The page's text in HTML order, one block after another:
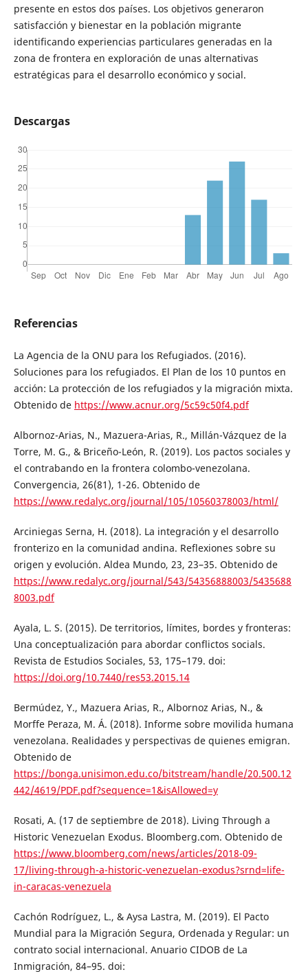
presente en estos dos países. Los objetivos generaron
satisfacción y bienestar en la población migrante
identificando experiencias particulares generadas en la
zona de frontera en exploración de unas alternativas
estratégicas para el desarrollo económico y social.
Descargas
Referencias
La Agencia de la ONU para los Refugiados. (2016).
Soluciones para los refugiados. El Plan de los 10 puntos en
acción: La protección de los refugiados y la migración mixta.
Obtenido de https://www.acnur.org/5c59c50f4.pdf
Albornoz-Arias, N., Mazuera-Arias, R., Millán-Vázquez de la
Torre, M. G., & Briceño-León, R. (2019). Los pactos sociales y
el contrabando en la frontera colombo-venezolana.
Convergencia, 26(81), 1-26. Obtenido de
https://www.redalyc.org/journal/105/10560378003/html/
Arciniegas Serna, H. (2018). La integración y el desarrollo
fronterizo en la comunidad andina. Reflexiones sobre su
origen y evolución. Aldea Mundo, 23, 23–35. Obtenido de
https://www.redalyc.org/journal/543/54356888003/5435688
8003.pdf
Ayala, L. S. (2015). De territorios, límites, bordes y fronteras:
Una conceptualización para abordar conflictos socials.
Revista de Estudios Sociales, 53, 175–179. doi:
https://doi.org/10.7440/res53.2015.14
Bermúdez, Y., Mazuera Arias, R., Albornoz Arias, N., &
Morffe Peraza, M. Á. (2018). Informe sobre movilida humana
venezolana. Realidades y perspectivas de quienes emigran.
Obtenido de
https://bonga.unisimon.edu.co/bitstream/handle/20.500.12
442/4619/PDF.pdf?sequence=1&isAllowed=y
Rosati, A. (17 de septiembre de 2018). Living Through a
Historic Venezuelan Exodus. Bloomberg.com. Obtenido de
https://www.bloomberg.com/news/articles/2018-09-
17/living-through-a-historic-venezuelan-exodus?srnd=life-
in-caracas-venezuela
Cachón Rodríguez, L., & Aysa Lastra, M. (2019). El Pacto
Mundial para la Migración Segura, Ordenada y Regular: un
contrato social internacional. Anuario CIDOB de La
Inmigración, 84–95. doi: